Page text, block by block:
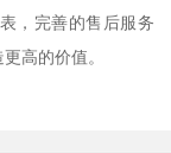
，完善的售后服务
高的价值。